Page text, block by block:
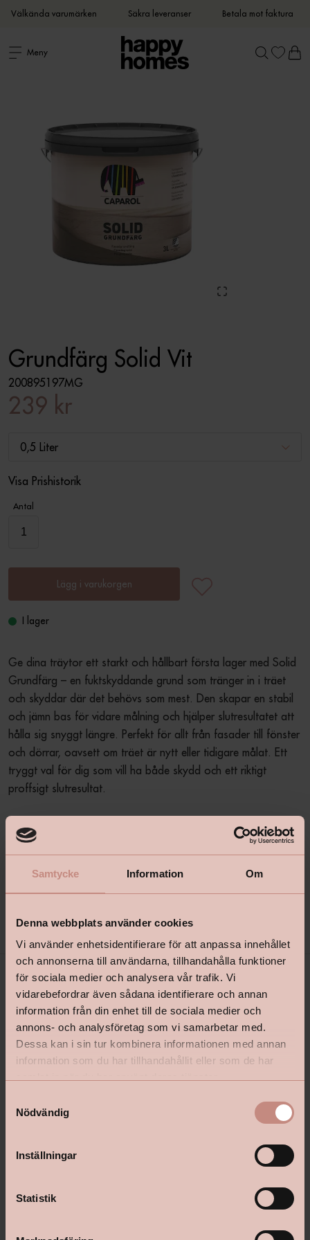
Samtycke Information Om
Denna webbplats använder cookies
Vi använder enhetsidentifierare för att anpassa innehållet
och annonserna till användarna, tillhandahålla funktioner
för sociala medier och analysera vår trafik. Vi
vidarebefordrar även sådana identifierare och annan
information från din enhet till de sociala medier och
annons- och analysföretag som vi samarbetar med.
Dessa kan i sin tur kombinera informationen med annan
information som du har tillhandahållit eller som de har
Nödvändig
Inställningar
Statistik
Välkända varumärken Säkra leveranser Betala mot faktura
Meny
Grundfärg Solid Vit
200895197MG
239 kr
0,5 Liter
Visa Prishistorik
Antal
Lägg i varukorgen
I lager
Ge dina träytor ett starkt och hållbart första lager med Solid
Grundfärg – en fuktskyddande grund som tränger in i träet
och skyddar där det behövs som mest. Den skapar en stabil
och jämn bas för vidare målning och hjälper slutresultatet att
hålla sig snyggt längre. Perfekt för allt från fasader till fönster
och dörrar, oavsett om träet är nytt eller tidigare målat. Ett
tryggt val för dig som vill ha både skydd och ett riktigt
proffsigt slutresultat.
Produktbeskrivning +
shop@happyhomes.se
Vanliga frågor & svar
Följ oss: